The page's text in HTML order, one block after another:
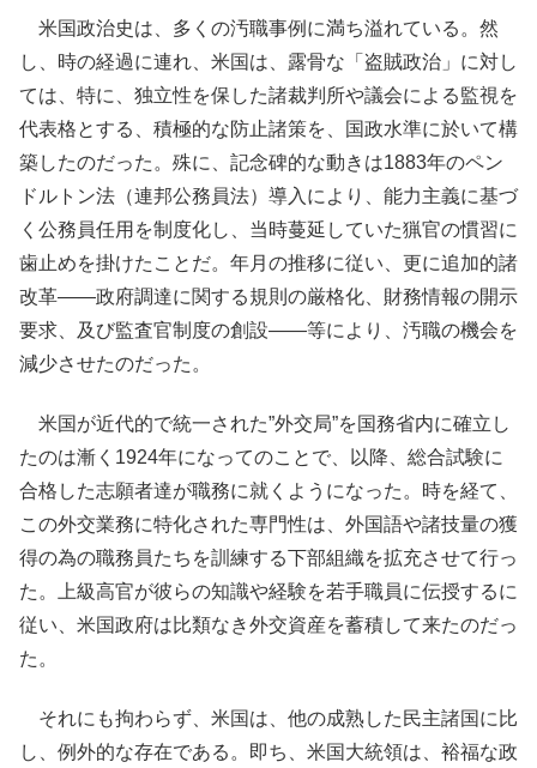
米国政治史は、多くの汚職事例に満ち溢れている。然
し、時の経過に連れ、米国は、露骨な「盗賊政治」に対し
ては、特に、独立性を保した諸裁判所や議会による監視を
代表格とする、積極的な防止諸策を、国政水準に於いて構
築したのだった。殊に、記念碑的な動きは1883年のペン
ドルトン法（連邦公務員法）導入により、能力主義に基づ
く公務員任用を制度化し、当時蔓延していた猟官の慣習に
歯止めを掛けたことだ。年月の推移に従い、更に追加的諸
改革――政府調達に関する規則の厳格化、財務情報の開示
要求、及び監査官制度の創設――等により、汚職の機会を
減少させたのだった。
米国が近代的で統一された”外交局”を国務省内に確立し
たのは漸く1924年になってのことで、以降、総合試験に
合格した志願者達が職務に就くようになった。時を経て、
この外交業務に特化された専門性は、外国語や諸技量の獲
得の為の職務員たちを訓練する下部組織を拡充させて行っ
た。上級高官が彼らの知識や経験を若手職員に伝授するに
従い、米国政府は比類なき外交資産を蓄積して来たのだっ
た。
それにも拘わらず、米国は、他の成熟した民主諸国に比
し、例外的な存在である。即ち、米国大統領は、裕福な政